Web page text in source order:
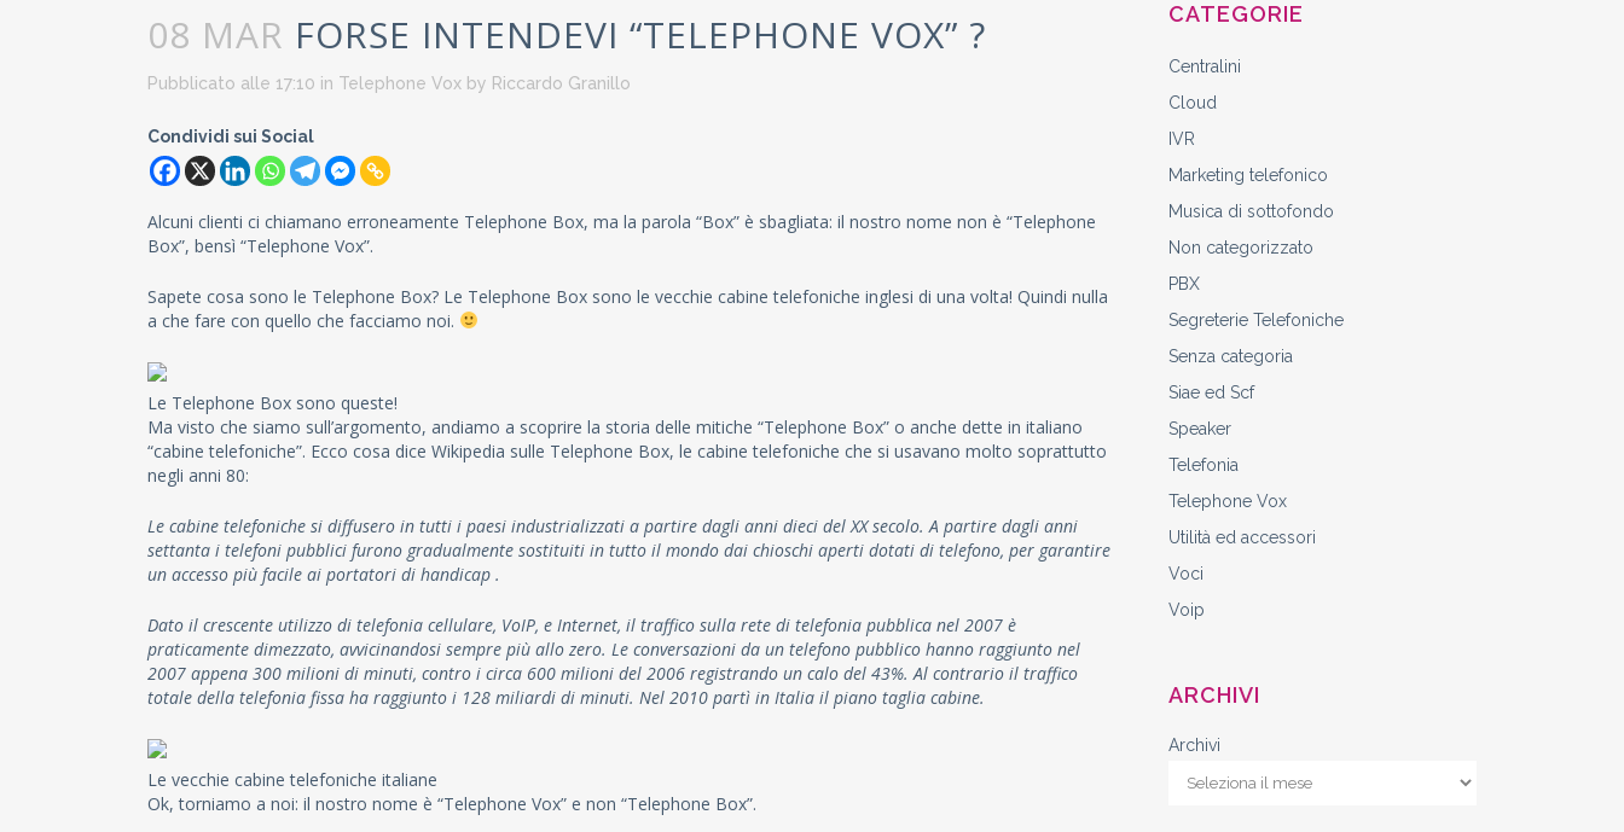
08 MAR FORSE INTENDEVI “TELEPHONE VOX” ?
Pubblicato alle 17:10 in Telephone Vox by Riccardo Granillo
Condividi sui Social
Alcuni clienti ci chiamano erroneamente Telephone Box, ma la parola “Box” è sbagliata: il nostro nome non è “Telephone
Box”, bensì “Telephone Vox”.
Sapete cosa sono le Telephone Box? Le Telephone Box sono le vecchie cabine telefoniche inglesi di una volta! Quindi nulla
a che fare con quello che facciamo noi.
Le Telephone Box sono queste!
Ma visto che siamo sull’argomento, andiamo a scoprire la storia delle mitiche “Telephone Box” o anche dette in italiano
“cabine telefoniche”. Ecco cosa dice Wikipedia sulle Telephone Box, le cabine telefoniche che si usavano molto soprattutto
negli anni 80:
Le cabine telefoniche si diffusero in tutti i paesi industrializzati a partire dagli anni dieci del XX secolo. A partire dagli anni
settanta i telefoni pubblici furono gradualmente sostituiti in tutto il mondo dai chioschi aperti dotati di telefono, per garantire
un accesso più facile ai portatori di handicap .
Dato il crescente utilizzo di telefonia cellulare, VoIP, e Internet, il traffico sulla rete di telefonia pubblica nel 2007 è
praticamente dimezzato, avvicinandosi sempre più allo zero. Le conversazioni da un telefono pubblico hanno raggiunto nel
2007 appena 300 milioni di minuti, contro i circa 600 milioni del 2006 registrando un calo del 43%. Al contrario il traffico
totale della telefonia fissa ha raggiunto i 128 miliardi di minuti. Nel 2010 partì in Italia il piano taglia cabine.
Le vecchie cabine telefoniche italiane
Ok, torniamo a noi: il nostro nome è “Telephone Vox” e non “Telephone Box”.
CATEGORIE
Centralini
Cloud
IVR
Marketing telefonico
Musica di sottofondo
Non categorizzato
PBX
Segreterie Telefoniche
Senza categoria
Siae ed Scf
Speaker
Telefonia
Telephone Vox
Utilità ed accessori
Voci
Voip
ARCHIVI
Archivi